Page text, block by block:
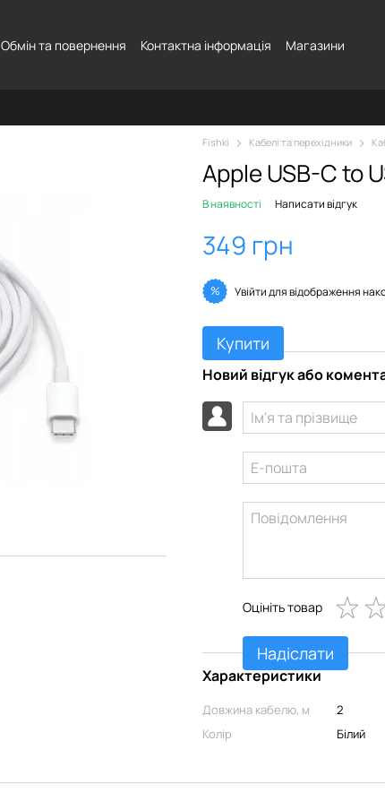
Обмін та повернення Контактна інформація Магазини
Fishki Кабелі та перехідники
Apple USB-C to
В наявності Написати відгук
349 грн
% Увійтидля відображення
Купити
Новий відгук або
Оцініть товар
Надіслати
Характеристики
Довжина кабелю, м
2
Колір
Білий